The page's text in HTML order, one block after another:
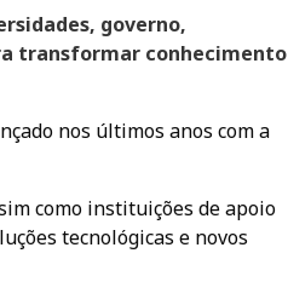
governo,
transformar conhecimento
nos últimos anos com a
como instituições de apoio
tecnológicas e novos